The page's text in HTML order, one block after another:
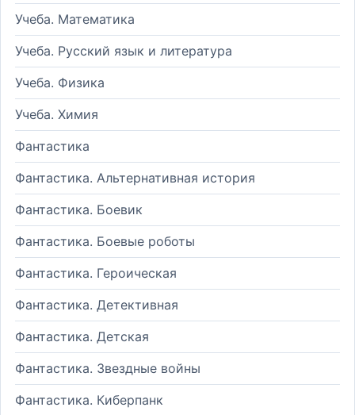
Учеба. Математика
Учеба. Русский язык и литература
Учеба. Физика
Учеба. Химия
Фантастика
Фантастика. Альтернативная история
Фантастика. Боевик
Фантастика. Боевые роботы
Фантастика. Героическая
Фантастика. Детективная
Фантастика. Детская
Фантастика. Звездные войны
Фантастика. Киберпанк